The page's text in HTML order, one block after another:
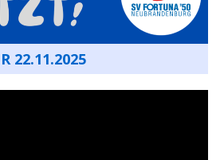
22.11.2025